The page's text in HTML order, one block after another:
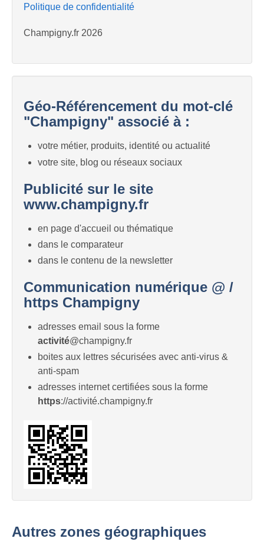
Politique de confidentialité
Champigny.fr 2026
Géo-Référencement du mot-clé
"Champigny" associé à :
votre métier, produits, identité ou actualité
votre site, blog ou réseaux sociaux
Publicité sur le site
www.champigny.fr
en page d'accueil ou thématique
dans le comparateur
dans le contenu de la newsletter
Communication numérique @ /
https Champigny
adresses email sous la forme
activité@champigny.fr
boites aux lettres sécurisées avec anti-virus &
anti-spam
adresses internet certifiées sous la forme
https://activité.champigny.fr
Autres zones géographiques